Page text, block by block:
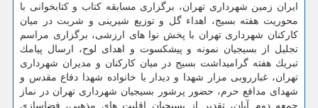
ایران زمین شهرداری تهران، برگزاری مسابقه كتاب و كتابخوانی با
محوریت هفته بسیج، اهداء گل و توزیع شیرینی و شربت در میان
كاركنان شهرداری تهران با پخش نوا های ارزشی، برگزاری مراسم
تجلیل از بسیجیان نمونه و پیشكسوت و اهدای لوح، ارسال پیامك
تبریك هفته گرامیداشت بسیج در میان كاركنان و مدیران شهرداری
تهران، غبارروبی مزار شهدا و دیدار با خانواده شهدا دفاع مقدس و
شهدای مدافع حرم، حضور پرشور بسیجیان شهرداری تهران در نماز
جمعه دوم آبان، تقدیر از بسیجیان اقلیت های مذهبی، فضاسازی